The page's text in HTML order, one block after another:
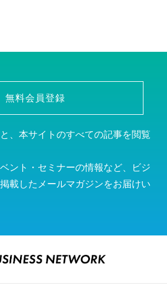
無料会員登録
、本サイトのすべての記事を閲覧
ント・セミナーの情報など、ビジ
載したメールマガジンをお届けい